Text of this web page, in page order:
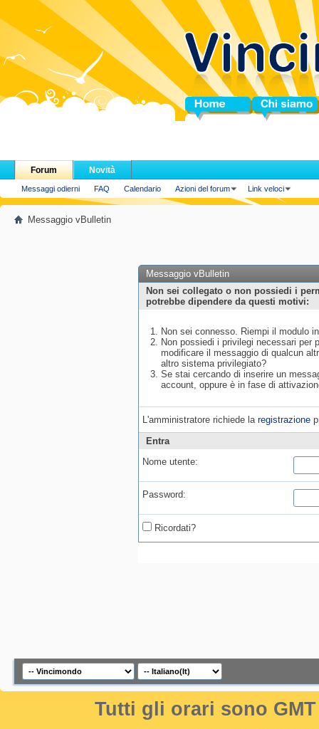
Home Chi siamo
Forum
Messaggi odierni FAQ Calendario Azioni del forum Link veloci
Novità
Messaggio vBulletin
Messaggio vBulletin
Non sei collegato o non possiedi i
potrebbe dipendere da questi motivi:
Non sei connesso. Riempi il modulo
Non possiedi i privilegi necessari per
modificare il messaggio di qualcun
altro sistema privilegiato?
Se stai cercando di inserire un
account, oppure è in fase di
L'amministratore richiede la registrazione
Entra
Nome utente:
Password:
Ricordati?
Tutti gli orari sono